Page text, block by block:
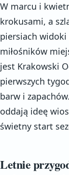
W marcu i
krokusami, a
piersiach widoki
miłośników
jest Krakowski
pierwszych
barw i
oddają ideę
świetny start
Letnie